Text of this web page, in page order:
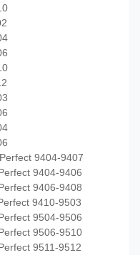
9404-9407
9404-9406
9406-9408
9410-9503
9504-9506
9506-9510
9511-9512